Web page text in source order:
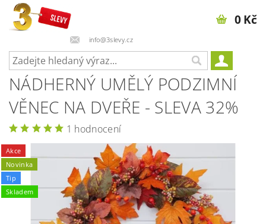
info@3slevy.cz
0 Kč
NÁDHERNÝ UMĚLÝ PODZIMNÍ
VĚNEC NA DVEŘE - SLEVA 32%
1 hodnocení
Akce
Novinka
Tip
Skladem